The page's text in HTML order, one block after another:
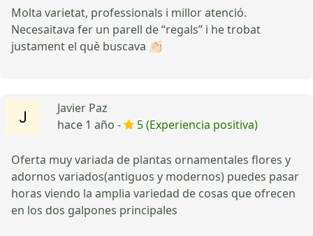
Molta varietat, professionals i millor atenció.
Necesaitava fer un parell de “regals” i he trobat
justament el què buscava 👏🏻
Javier Paz
hace 1 año -
5 (Experiencia positiva)
Oferta muy variada de plantas ornamentales flores y
adornos variados(antiguos y modernos) puedes pasar
horas viendo la amplia variedad de cosas que ofrecen
en los dos galpones principales